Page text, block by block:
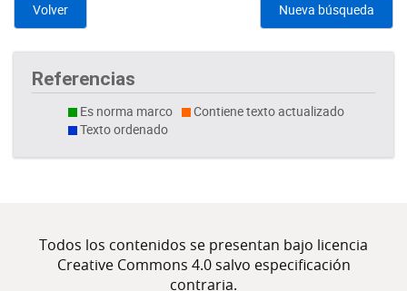
Volver Nueva búsqueda
Referencias
Es norma marco
Contiene texto actualizado
Texto ordenado